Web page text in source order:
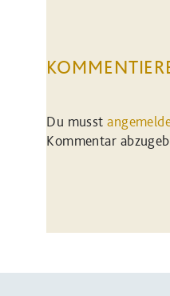
Du musst
Kommentar